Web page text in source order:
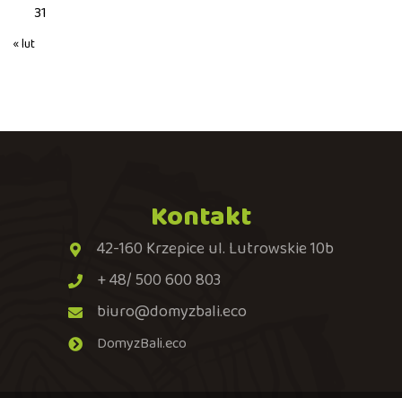
31
« lut
Kontakt
42-160 Krzepice ul. Lutrowskie 10b
+ 48/ 500 600 803
biuro@domyzbali.eco
DomyzBali.eco